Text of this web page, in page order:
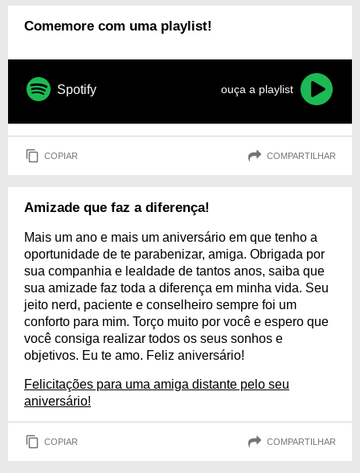
Comemore com uma playlist!
Spotify ouça a playlist
COPIAR COMPARTILHAR
Amizade que faz a diferença!
Mais um ano e mais um aniversário em que tenho a
oportunidade de te parabenizar, amiga. Obrigada por
sua companhia e lealdade de tantos anos, saiba que
sua amizade faz toda a diferença em minha vida. Seu
jeito nerd, paciente e conselheiro sempre foi um
conforto para mim. Torço muito por você e espero que
você consiga realizar todos os seus sonhos e
objetivos. Eu te amo. Feliz aniversário!
Felicitações para uma amiga distante pelo seu
aniversário!
COPIAR COMPARTILHAR